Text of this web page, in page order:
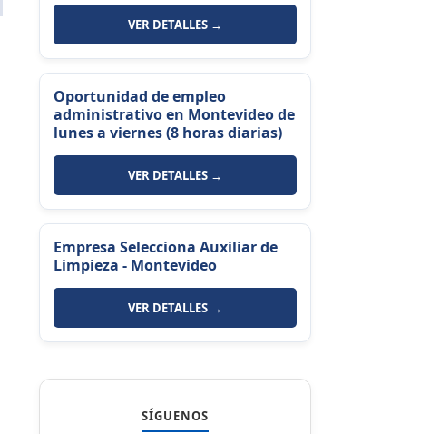
VER DETALLES →
Oportunidad de empleo
administrativo en Montevideo de
lunes a viernes (8 horas diarias)
VER DETALLES →
Empresa Selecciona Auxiliar de
Limpieza - Montevideo
VER DETALLES →
SÍGUENOS